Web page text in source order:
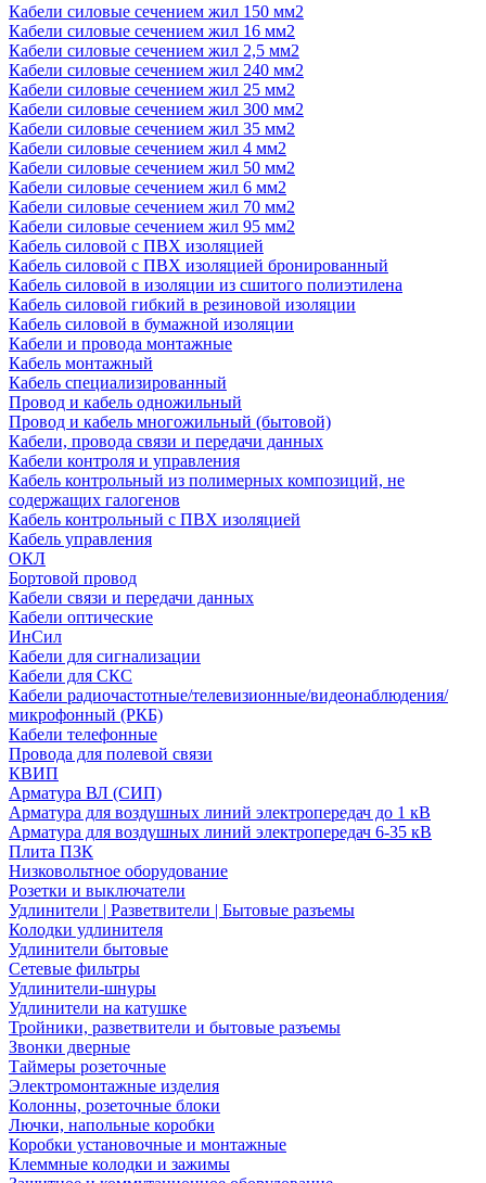
Кабели силовые сечением жил 150 мм2
Кабели силовые сечением жил 16 мм2
Кабели силовые сечением жил 2,5 мм2
Кабели силовые сечением жил 240 мм2
Кабели силовые сечением жил 25 мм2
Кабели силовые сечением жил 300 мм2
Кабели силовые сечением жил 35 мм2
Кабели силовые сечением жил 4 мм2
Кабели силовые сечением жил 50 мм2
Кабели силовые сечением жил 6 мм2
Кабели силовые сечением жил 70 мм2
Кабели силовые сечением жил 95 мм2
Кабель силовой с ПВХ изоляцией
Кабель силовой с ПВХ изоляцией бронированный
Кабель силовой в изоляции из сшитого полиэтилена
Кабель силовой гибкий в резиновой изоляции
Кабель силовой в бумажной изоляции
Кабели и провода монтажные
Кабель монтажный
Кабель специализированный
Провод и кабель одножильный
Провод и кабель многожильный (бытовой)
Кабели, провода связи и передачи данных
Кабели контроля и управления
Кабель контрольный из полимерных композиций, не
содержащих галогенов
Кабель контрольный с ПВХ изоляцией
Кабель управления
ОКЛ
Бортовой провод
Кабели связи и передачи данных
Кабели оптические
ИнСил
Кабели для сигнализации
Кабели для СКС
Кабели радиочастотные/телевизионные/видеонаблюдения/
микрофонный (РКБ)
Кабели телефонные
Провода для полевой связи
КВИП
Арматура ВЛ (СИП)
Арматура для воздушных линий электропередач до 1 кВ
Арматура для воздушных линий электропередач 6-35 кВ
Плита ПЗК
Низковольтное оборудование
Розетки и выключатели
Удлинители | Разветвители | Бытовые разъемы
Колодки удлинителя
Удлинители бытовые
Сетевые фильтры
Удлинители-шнуры
Удлинители на катушке
Тройники, разветвители и бытовые разъемы
Звонки дверные
Таймеры розеточные
Электромонтажные изделия
Колонны, розеточные блоки
Лючки, напольные коробки
Коробки установочные и монтажные
Клеммные колодки и зажимы